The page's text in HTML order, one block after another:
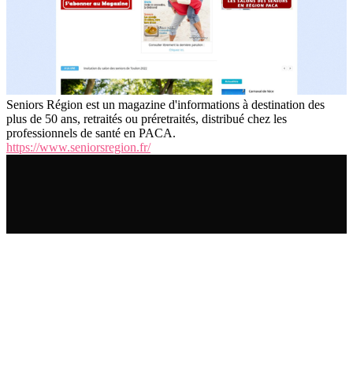
Seniors Région est un magazine d'informations à destination des
plus de 50 ans, retraités ou préretraités, distribué chez les
professionnels de santé en PACA.
https://www.seniorsregion.fr/